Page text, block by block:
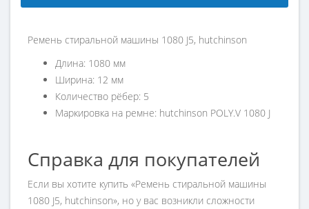
Ремень стиральной машины 1080 J5, hutchinson
Длина: 1080 мм
Ширина: 12 мм
Количество рёбер: 5
Маркировка на ремне: hutchinson POLY.V 1080 J
Справка для покупателей
Если вы хотите купить «Ремень стиральной машины
1080 J5, hutchinson», но у вас возникли сложности